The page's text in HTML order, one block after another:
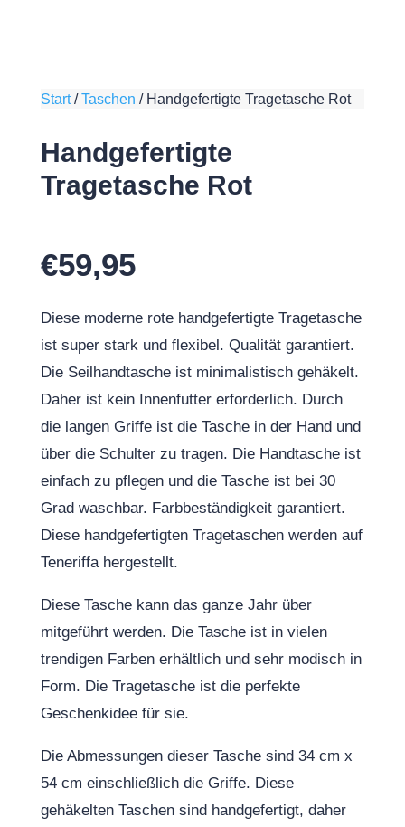
Start/Taschen / Handgefertigte Tragetasche Rot
Handgefertigte
Tragetasche Rot
€59,95
Diese moderne rote handgefertigte Tragetasche
ist super stark und flexibel. Qualität garantiert.
Die Seilhandtasche ist minimalistisch gehäkelt.
Daher ist kein Innenfutter erforderlich. Durch
die langen Griffe ist die Tasche in der Hand und
über die Schulter zu tragen. Die Handtasche ist
einfach zu pflegen und die Tasche ist bei 30
Grad waschbar. Farbbeständigkeit garantiert.
Diese handgefertigten Tragetaschen werden auf
Teneriffa hergestellt.
Diese Tasche kann das ganze Jahr über
mitgeführt werden. Die Tasche ist in vielen
trendigen Farben erhältlich und sehr modisch in
Form. Die Tragetasche ist die perfekte
Geschenkidee für sie.
Die Abmessungen dieser Tasche sind 34 cm x
54 cm einschließlich die Griffe. Diese
gehäkelten Taschen sind handgefertigt, daher